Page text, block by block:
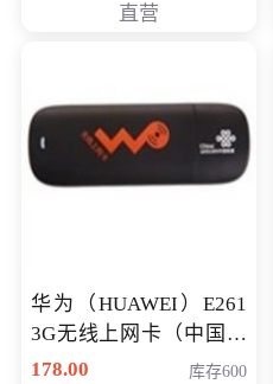
直营
华为（HUAWEI）E261
3G无线上网卡（中国联
通）
178.00 库存600